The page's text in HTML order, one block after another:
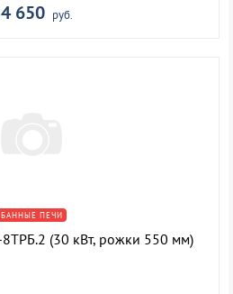
650 руб.
БАННЫЕ ПЕЧИ
(30 кВт, рожки 550 мм)